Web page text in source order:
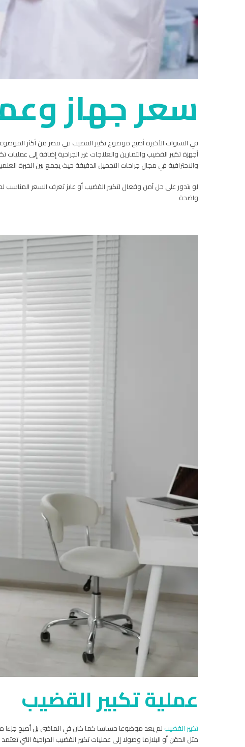
سعر جهاز
في السنوات الأخيرة أصبح موضوع تكبير القضيب في مصر من أكثر
أجهزة تكبير القضيب والتمارين والعلاجات غير الجراحية إضافة إلى
والاحترافية في مجال جراحات التجميل الدقيقة حيث يجمع بين الخبرة
لو بتدور على حل آمن وفعال لتكبير القضيب أو عايز تعرف السعر المناسب
واضحة
عملية تكبير القضيب
تكبير القضيب لم يعد موضوعا حساسا كما كان في الماضي بل أصبح جزءا من
مثل الحقن أو البلازما وصولا إلى عمليات تكبير القضيب الجراحية التي